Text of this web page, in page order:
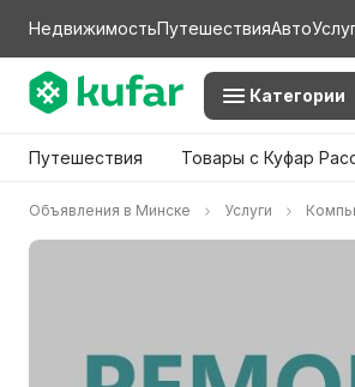
НедвижимостьПутешествияАвто
Категории
Путешествия Товары с Куфар
Объявления в Минске Услуги